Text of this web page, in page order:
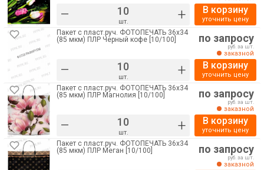
– шт. + В корзину
уточнить цену
Пакет с пласт.руч. ФОТОПЕЧАТЬ 36х34
(85 мкм) ПЛР Черный кофе [10/100]
– шт. +
по запросу
руб. за шт.
заказной
В корзину
уточнить цену
Пакет с пласт.руч. ФОТОПЕЧАТЬ 36х34
(85 мкм) ПЛР Магнолия [10/100]
– шт. +
по запросу
руб. за шт.
заказной
В корзину
уточнить цену
Пакет с пласт.руч. ФОТОПЕЧАТЬ 36х34
(85 мкм) ПЛР Меган [10/100]
по запросу
руб. за шт.
заказной